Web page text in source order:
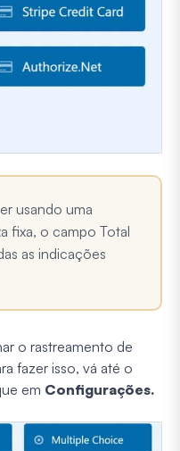
usando uma
fixa, o campo Total
as indicações
o rastreamento de
fazer isso, vá até o
em Configurações.